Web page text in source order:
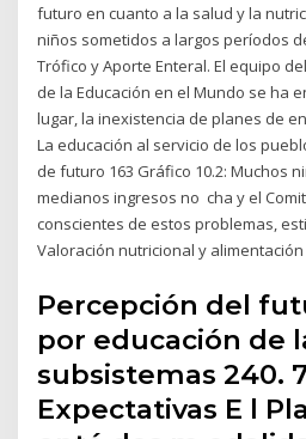
futuro en cuanto a la salud y la
niños sometidos a largos períodos
Trófico y Aporte Enteral. El equipo
de la Educación en el Mundo se ha
lugar, la inexistencia de planes de
La educación al servicio de los
de futuro 163 Gráfico 10.2: Muchos
medianos ingresos no cha y el
conscientes de estos problemas,
Valoración nutricional y
Percepción del
por educación de
subsistemas 240.
Expectativas E l